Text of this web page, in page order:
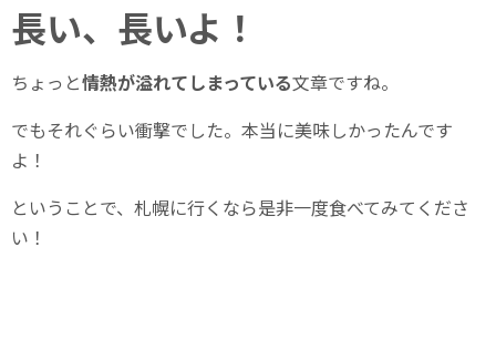
長い、長いよ！
ちょっと情熱が溢れてしまっている文章ですね。
でもそれぐらい衝撃でした。本当に美味しかったんです
よ！
ということで、札幌に行くなら是非一度食べてみてくださ
い！